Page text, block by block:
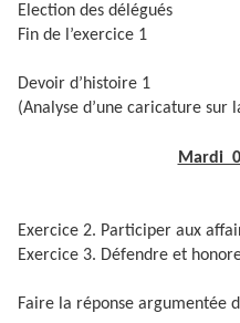
Election des délégués
Fin de l’exercice 1
Devoir d’histoire 1
(Analyse d’une caricature sur
Mardi
Exercice 2. Participer aux
Exercice 3. Défendre et
Faire la réponse argumentée